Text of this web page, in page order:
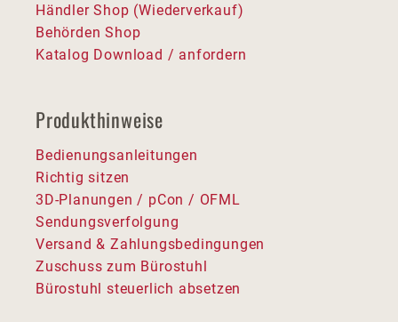
Händler Shop (Wiederverkauf)
Behörden Shop
Katalog Download / anfordern
Produkthinweise
Bedienungsanleitungen
Richtig sitzen
3D-Planungen / pCon / OFML
Sendungsverfolgung
Versand & Zahlungsbedingungen
Zuschuss zum Bürostuhl
Bürostuhl steuerlich absetzen